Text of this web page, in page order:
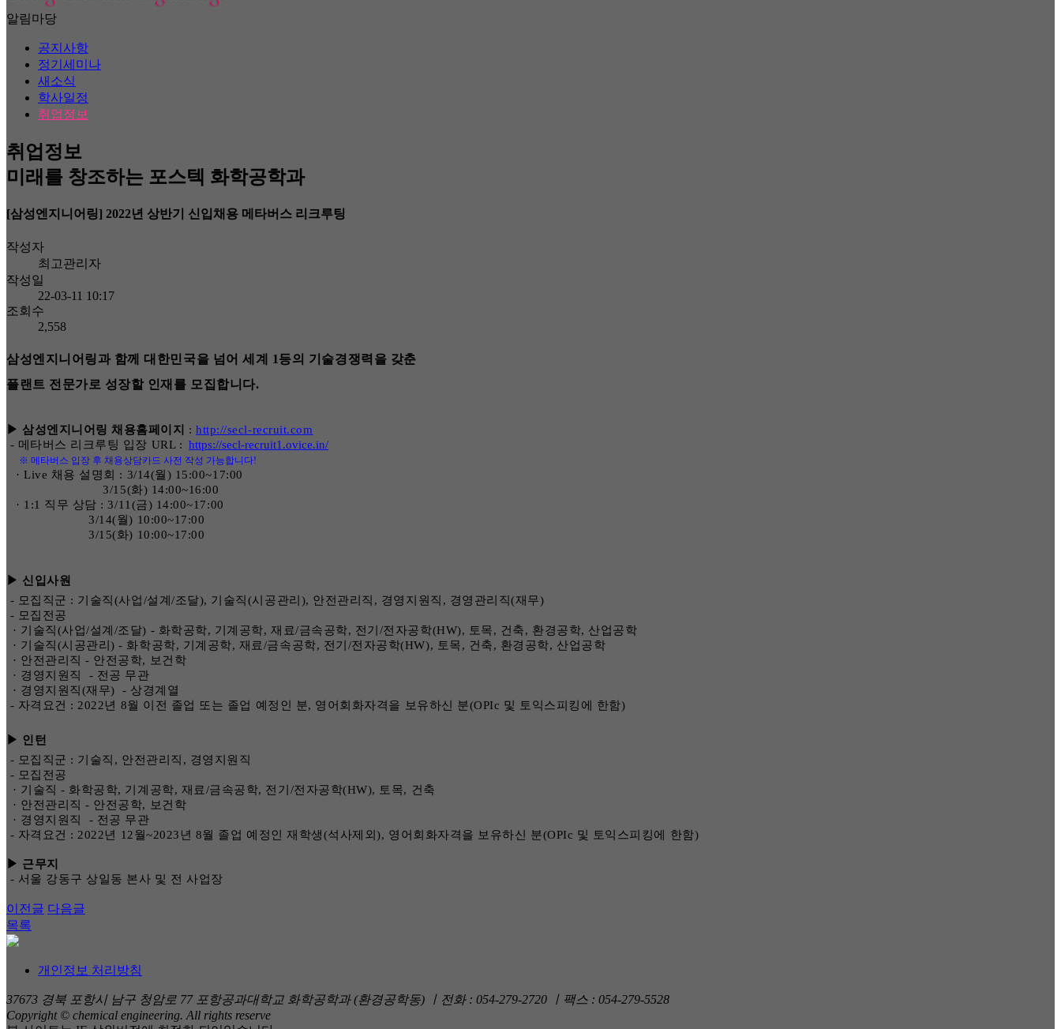
알림마당
공지사항
정기세미나
새소식
학사일정
취업정보
취업정보
미래를 창조하는 포스텍 화학공학과
[삼성엔지니어링] 2022년 상반기 신입채용 메타버스 리크루팅
작성자
최고관리자
작성일
22-03-11 10:17
조회수
2,558
삼성엔지니어링과 함께 대한민국을 넘어 세계 1등의 기술경쟁력을 갖춘
플랜트 전문가로 성장할 인재를 모집합니다.
▶ 삼성엔지니어링 채용홈페이지 :http://secl-recruit.com
- 메타버스 리크루팅 입장 URL : https://secl-recruit1.ovice.in/
※ 메타버스 입장 후 채용상담카드 사전 작성 가능합니다!
· Live 채용 설명회 : 3/14(월) 15:00~17:00
3/15(화) 14:00~16:00
· 1:1 직무 상담 : 3/11(금) 14:00~17:00
3/14(월) 10:00~17:00
3/15(화) 10:00~17:00
▶ 신입사원
- 모집직군 : 기술직(사업/설계/조달), 기술직(시공관리), 안전관리직, 경영지원직, 경영관리직(재무)
- 모집전공
· 기술직(사업/설계/조달) - 화학공학, 기계공학, 재료/금속공학, 전기/전자공학(HW), 토목, 건축, 환경공학, 산업공학
· 기술직(시공관리) - 화학공학, 기계공학, 재료/금속공학, 전기/전자공학(HW), 토목, 건축, 환경공학, 산업공학
· 안전관리직 - 안전공학, 보건학
· 경영지원직 - 전공 무관
· 경영지원직(재무) - 상경계열
- 자격요건 : 2022년 8월 이전 졸업 또는 졸업 예정인 분, 영어회화자격을 보유하신 분(OPIc 및 토익스피킹에 한함)
▶ 인턴
- 모집직군 : 기술직, 안전관리직, 경영지원직
- 모집전공
· 기술직 - 화학공학, 기계공학, 재료/금속공학, 전기/전자공학(HW), 토목, 건축
· 안전관리직 - 안전공학, 보건학
· 경영지원직 - 전공 무관
- 자격요건 : 2022년 12월~2023년 8월 졸업 예정인 재학생(석사제외), 영어회화자격을 보유하신 분(OPIc 및 토익스피킹에 한함)
▶ 근무지
- 서울 강동구 상일동 본사 및 전 사업장
이전글 다음글
목록
개인정보 처리방침
37673 경북 포항시 남구 청암로 77 포항공과대학교 화학공학과 (환경공학동) ㅣ전화 : 054-279-2720 ㅣ팩스 : 054-279-5528
Copyright © chemical engineering. All rights reserve